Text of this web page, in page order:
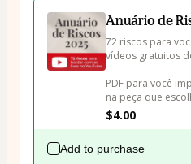
Anuário de
72 riscos para
vídeos gratuitos
PDF para você
na peça que
$4.00
Add to purchase